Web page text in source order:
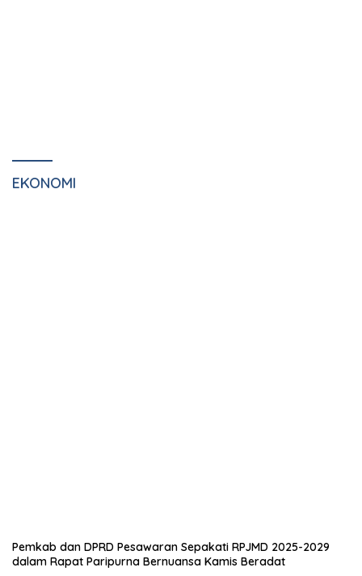
EKONOMI
Pemkab dan DPRD Pesawaran Sepakati RPJMD 2025-2029
dalam Rapat Paripurna Bernuansa Kamis Beradat